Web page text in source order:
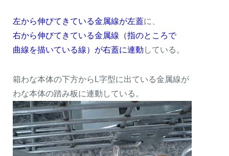
左から伸びてきている金属線が左蓋に、
右から伸びてきている金属線（指のところで
曲線を描いている線）が右蓋に連動 している。
箱わな本体の下方からL字型に出ている金属線が
わな本体の踏み板に連動している。